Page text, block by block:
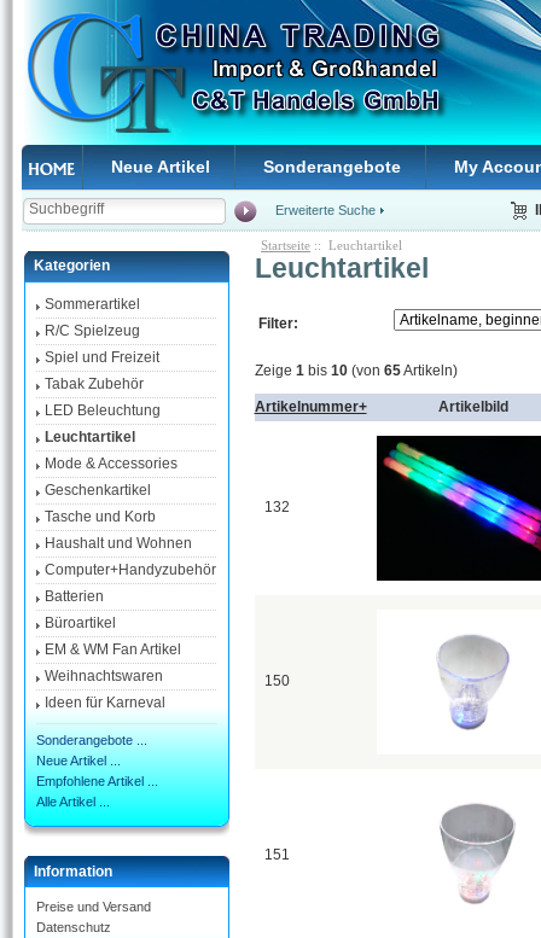
Neue Artikel Sonderangebote My
Erweiterte Suche
Kategorien
Sommerartikel
R/C Spielzeug
Spiel und Freizeit
Tabak Zubehör
LED Beleuchtung
Leuchtartikel
Mode & Accessories
Geschenkartikel
Tasche und Korb
Haushalt und Wohnen
Computer+Handyzubehör
Batterien
Büroartikel
EM & WM Fan Artikel
Weihnachtswaren
Ideen für Karneval
Sonderangebote ...
Neue Artikel ...
Empfohlene Artikel ...
Alle Artikel ...
Information
Preise und Versand
Datenschutz
Startseite :: Leuchtartikel
Leuchtartikel
Filter:
Zeige 1 bis 10(von 65Artikeln)
Artikelnummer+ Artikelbild
132
150
151